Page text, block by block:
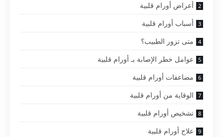
أعراض أورام قلبية
أسباب أورام قلبية
متى تزور الطبيب؟
عوامل خطر الإصابة بـ أورام قلبية
مضاعفات أورام قلبية
الوقاية من أورام قلبية
تشخيص أورام قلبية
علاج أورام قلبية